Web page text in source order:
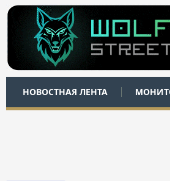
НОВОСТНАЯ ЛЕНТА